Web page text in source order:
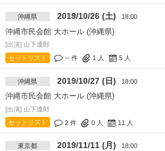
沖縄県 2019/10/26 (土) 18:00
沖縄市民会館 大ホール (沖縄県)
[出演] 山下達郎
セットリスト
-- 件 1 人 5人
沖縄県 2019/10/27 (日) 18:00
沖縄市民会館 大ホール (沖縄県)
[出演] 山下達郎
セットリスト
2 件 0人 11 人
東京都 2019/11/11 (月) 18:00